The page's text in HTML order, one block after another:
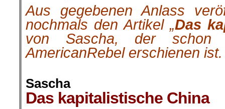
Aus gegebenen Anlass
nochmals den Artikel „Das
von Sascha, der
AmericanRebel erschienen ist.
Sascha
Das kapitalistische China